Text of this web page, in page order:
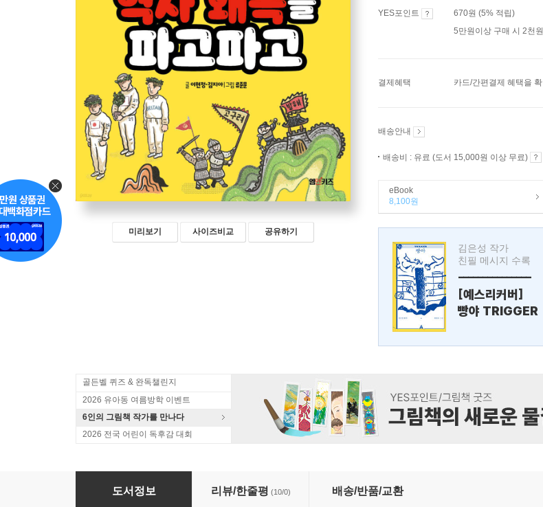
미리보기 사이즈비교 공유하기
YES포인트
670원 (5% 적립)
5만원이상 구매 시 2천
결제혜택 카드/간편결제 혜택을
배송안내
배송비 : 유료 (도서 15,000원 이상 무료)
eBook
8,100원
김은성 작가
친필 메시지 수록
---------------
[예스리커버]
빵야 TRIGGER
골든벨 퀴즈 & 완독챌린지
2026 유아동 여름방학 이벤트
6인의 그림책 작가를 만나다
2026 전국 어린이 독후감 대회
거짓말은 이제 그만! 역사 왜곡을 파고파고
도서정보 리뷰/한줄평 (10/0) 배송/반품/교환